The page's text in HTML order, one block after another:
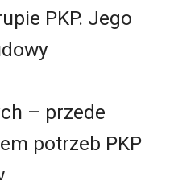
PKP. Jego
– przede
potrzeb PKP